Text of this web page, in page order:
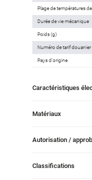
Plage de températures
Durée de vie mécanique
Poids (g)
Numéro de tarif douanier
Pays d'origine
Caractéristiques
Matériaux
Autorisation /
Classifications